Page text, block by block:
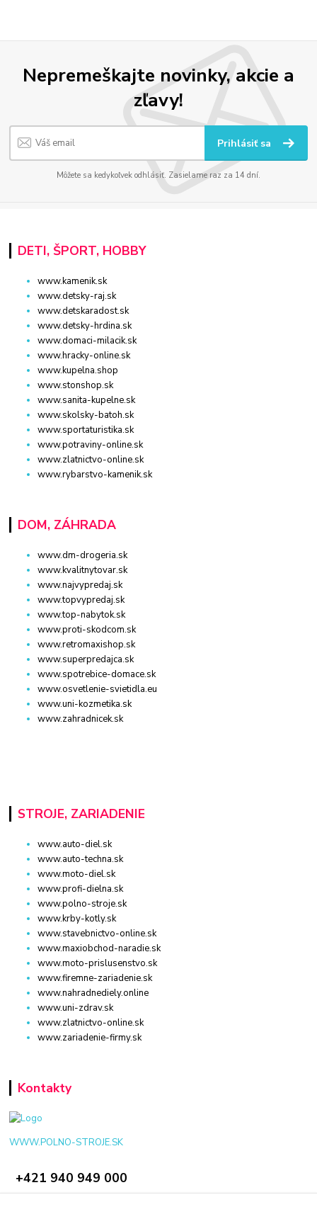
Nepremeškajte novinky, akcie a
zľavy!
Prihlásiť sa
Môžete sa kedykoľvek odhlásiť. Zasielame raz za 14 dní.
DETI, ŠPORT, HOBBY
www.kamenik.sk
www.detsky-raj.sk
www.detskaradost.sk
www.detsky-hrdina.sk
www.domaci-milacik.sk
www.hracky-online.sk
www.kupelna.shop
www.stonshop.sk
www.sanita-kupelne.sk
www.skolsky-batoh.sk
www.sportaturistika.sk
www.potraviny-online.sk
www.zlatnictvo-online.sk
www.rybarstvo-kamenik.sk
DOM, ZÁHRADA
www.dm-drogeria.sk
www.kvalitnytovar.sk
www.najvypredaj.sk
www.topvypredaj.sk
www.top-nabytok.sk
www.proti-skodcom.sk
www.retromaxishop.sk
www.superpredajca.sk
www.spotrebice-domace.sk
www.osvetlenie-svietidla.eu
www.uni-kozmetika.sk
www.zahradnicek.sk
STROJE, ZARIADENIE
www.auto-diel.sk
www.auto-techna.sk
www.moto-diel.sk
www.profi-dielna.sk
www.polno-stroje.sk
www.krby-kotly.sk
www.stavebnictvo-online.sk
www.maxiobchod-naradie.sk
www.moto-prislusenstvo.sk
www.firemne-zariadenie.sk
www.nahradnediely.online
www.uni-zdrav.sk
www.zlatnictvo-online.sk
www.zariadenie-firmy.sk
Kontakty
WWW.POLNO-STROJE.SK
+421 940 949 000